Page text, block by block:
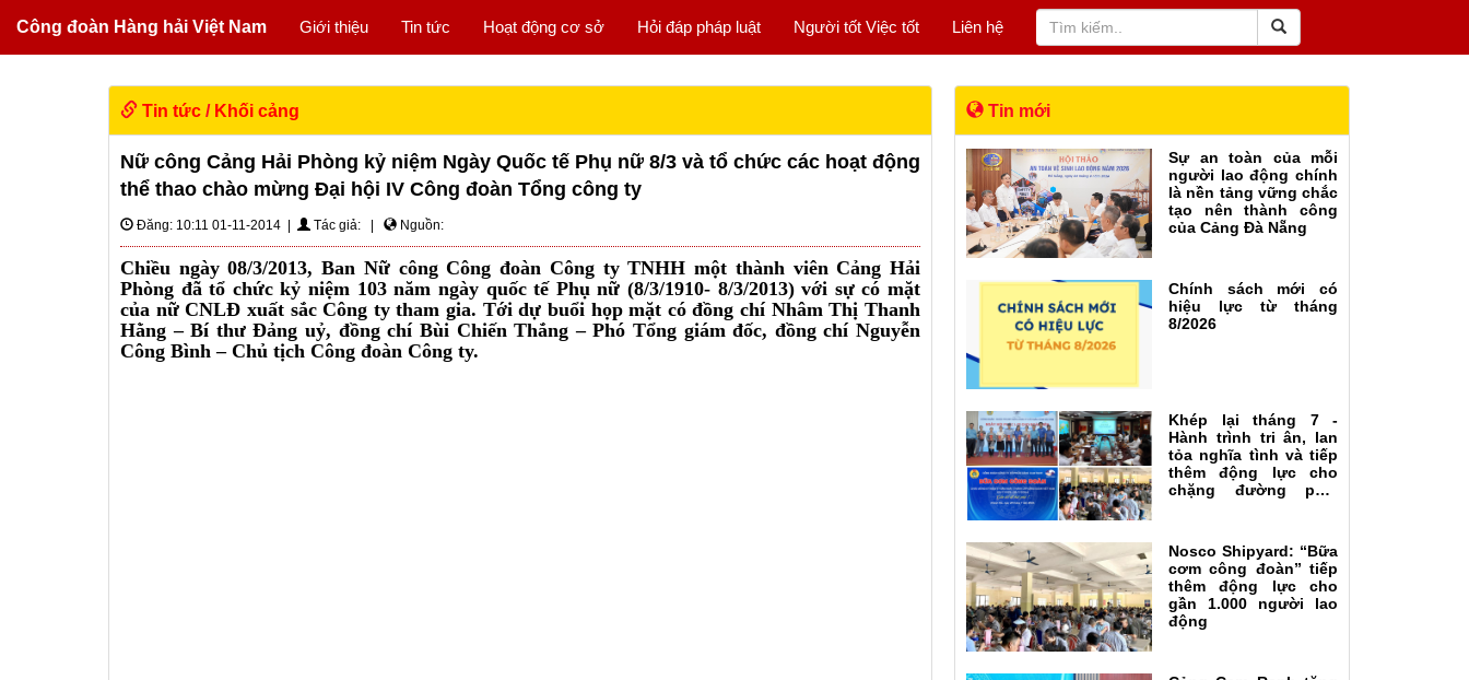
Công đoàn Hàng hải Việt Nam Giới thiệu Tin tức Hoạt động cơ sở Hỏi đáp pháp luật Người tốt Việc tốt Liên hệ
Tin tức / Khối cảng
Nữ công Cảng Hải Phòng kỷ niệm Ngày Quốc tế Phụ nữ 8/3 và tổ chức các hoạt động
thể thao chào mừng Đại hội IV Công đoàn Tổng công ty
Đăng: 10:11 01-11-2014 | Tác giả: | Nguồn:
Chiều ngày 08/3/2013, Ban Nữ công Công đoàn Công ty TNHH một thành viên Cảng Hải
Phòng đã tổ chức kỷ niệm 103 năm ngày quốc tế Phụ nữ (8/3/1910- 8/3/2013) với sự có mặt
của nữ CNLĐ xuất sắc Công ty tham gia. Tới dự buổi họp mặt có đồng chí Nhâm Thị Thanh
Hằng – Bí thư Đảng uỷ, đồng chí Bùi Chiến Thắng – Phó Tổng giám đốc, đồng chí Nguyễn
Công Bình – Chủ tịch Công đoàn Công ty.
Tin mới
Sự an toàn của mỗi
người lao động chính
là nền tảng vững chắc
tạo nên thành công
của Cảng Đà Nẵng
Chính sách mới có
hiệu lực từ tháng
8/2026
Khép lại tháng 7 -
Hành trình tri ân, lan
tỏa nghĩa tình và tiếp
thêm động lực cho
chặng đường phía
Nosco Shipyard: “Bữa
cơm công đoàn” tiếp
thêm động lực cho
gần 1.000 người lao
động